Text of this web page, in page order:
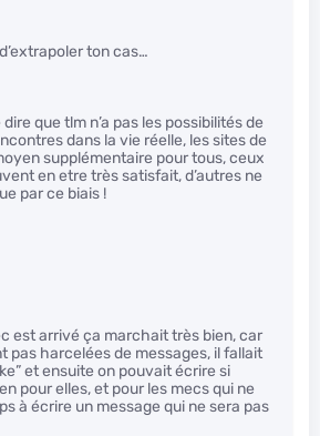
ton cas…
que tlm n’a pas les possibilités de
dans la vie réelle, les sites de
supplémentaire pour tous, ceux
en etre très satisfait, d’autres ne
par ce biais !
est arrivé ça marchait très bien, car
pas harcelées de messages, il fallait
et ensuite on pouvait écrire si
pour elles, et pour les mecs qui ne
à écrire un message qui ne sera pas